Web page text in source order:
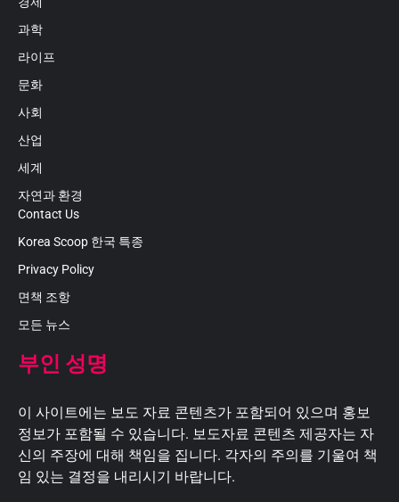
과학
라이프
문화
사회
산업
세계
자연과 환경
Contact Us
Korea Scoop 한국 특종
Privacy Policy
면책 조항
모든 뉴스
부인 성명
이 사이트에는 보도 자료 콘텐츠가 포함되어 있으며 홍보
정보가 포함될 수 있습니다. 보도자료 콘텐츠 제공자는 자
신의 주장에 대해 책임을 집니다. 각자의 주의를 기울여 책
임 있는 결정을 내리시기 바랍니다.